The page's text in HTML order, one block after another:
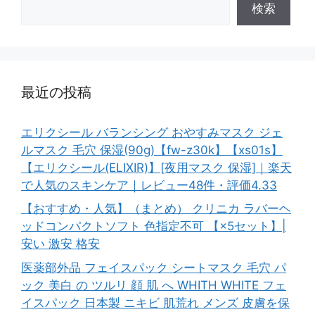
検索
最近の投稿
エリクシール バランシング おやすみマスク ジェ
ルマスク 毛穴 保湿(90g)【fw-z30k】【xs01s】
【エリクシール(ELIXIR)】[夜用マスク 保湿]｜楽天
で人気のスキンケア｜レビュー48件・評価4.33
【おすすめ・人気】（まとめ） クリニカ ラバーヘ
ッドコンパクトソフト 色指定不可 【×5セット】|
安い 激安 格安
医薬部外品 フェイスパック シートマスク 毛穴 パ
ック 美白 の ツルリ 顔 肌 へ WHITH WHITE フェ
イスパック 日本製 ニキビ 肌荒れ メンズ 皮膚を保